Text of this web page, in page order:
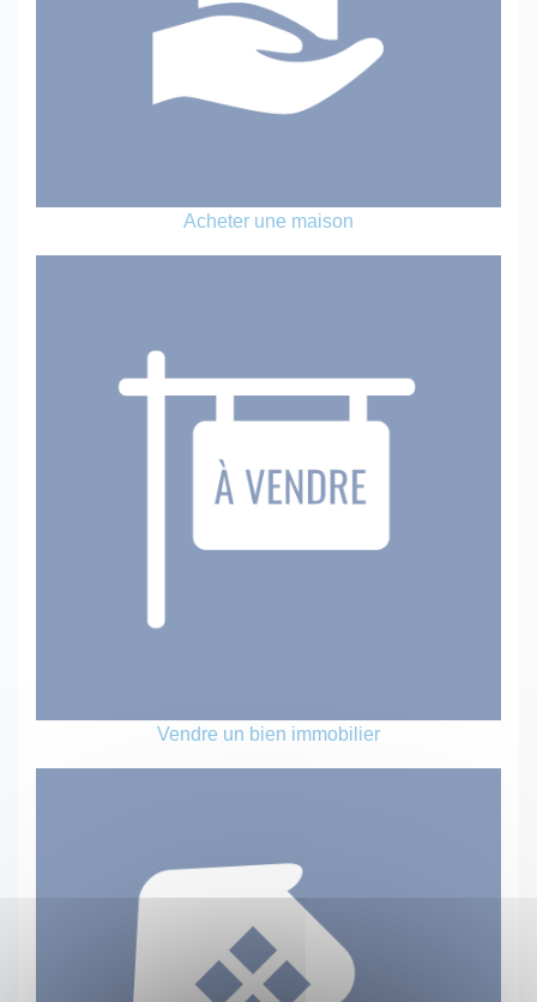
Acheter une maison
Vendre un bien immobilier